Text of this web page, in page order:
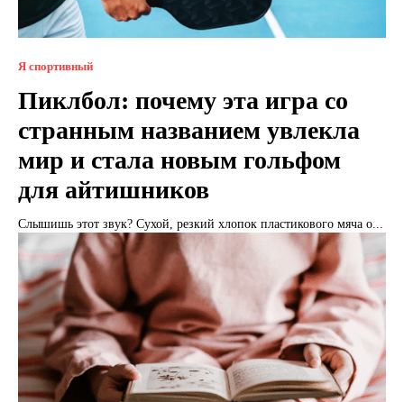
Я спортивный
Пиклбол: почему эта игра со
странным названием увлекла
мир и стала новым гольфом
для айтишников
Слышишь этот звук? Сухой, резкий хлопок пластикового мяча о...